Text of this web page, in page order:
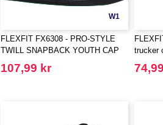
W1
FLEXFIT FX6308 - PRO-STYLE
TWILL SNAPBACK YOUTH CAP
107,99 kr
trucker